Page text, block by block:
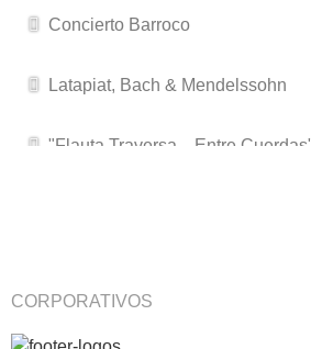
Concierto Barroco
Latapiat, Bach & Mendelssohn
"Flauta Traversa... Entre
CORPORATIVOS